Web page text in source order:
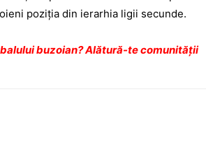
poziţia din ierarhia ligii secunde.
buzoian? Alătură-te comunității